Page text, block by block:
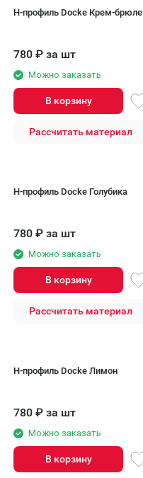
H-профиль Docke Крем-брюле
780 ₽ за шт
Можно заказать
В корзину
Рассчитать материал
H-профиль Docke Голубика
780 ₽ за шт
Можно заказать
В корзину
Рассчитать материал
H-профиль Docke Лимон
780 ₽ за шт
Можно заказать
В корзину